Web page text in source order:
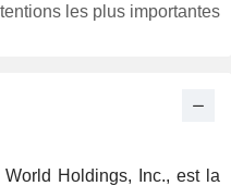
les plus importantes
Holdings, Inc., est la